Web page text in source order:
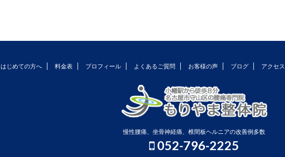
はじめての方へ 料金表 プロフィール よくあるご質問 お客様の声 ブログ アクセス
慢性腰痛、坐骨神経痛、椎間板ヘルニアの改善例多数
052-796-2225